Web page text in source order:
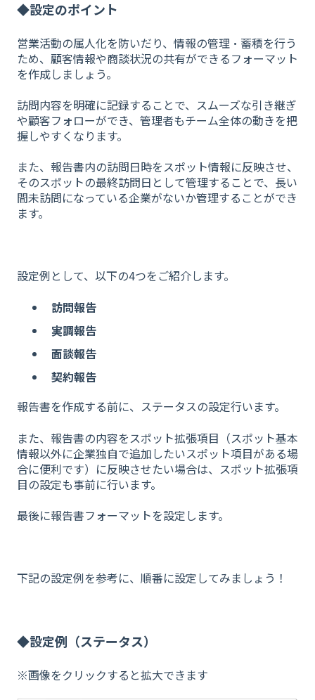
◆設定のポイント
営業活動の属人化を防いだり、情報の管理・蓄積を行う
ため、顧客情報や商談状況の共有ができるフォーマット
を作成しましょう。
訪問内容を明確に記録することで、スムーズな引き継ぎ
や顧客フォローができ、管理者もチーム全体の動きを把
握しやすくなります。
また、報告書内の訪問日時をスポット情報に反映させ、
そのスポットの最終訪問日として管理することで、長い
間未訪問になっている企業がないか管理することができ
ます。
設定例として、以下の4つをご紹介します。
訪問報告
実調報告
面談報告
契約報告
報告書を作成する前に、ステータスの設定行います。
また、報告書の内容をスポット拡張項目（スポット基本
情報以外に企業独自で追加したいスポット項目がある場
合に便利です）に反映させたい場合は、スポット拡張項
目の設定も事前に行います。
最後に報告書フォーマットを設定します。
下記の設定例を参考に、順番に設定してみましょう！
◆設定例（ステータス）
※画像をクリックすると拡大できます